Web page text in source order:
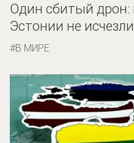
Один сбитый дрон:
Эстонии не исчезли
В МИРЕ